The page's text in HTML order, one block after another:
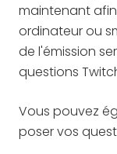
maintenant
ordinateur ou
de l'émission
questions
Vous pouvez
poser vos